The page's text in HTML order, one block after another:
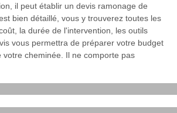
il peut établir un devis ramonage de
bien détaillé, vous y trouverez toutes les
la durée de l'intervention, les outils
vous permettra de préparer votre budget
votre cheminée. Il ne comporte pas